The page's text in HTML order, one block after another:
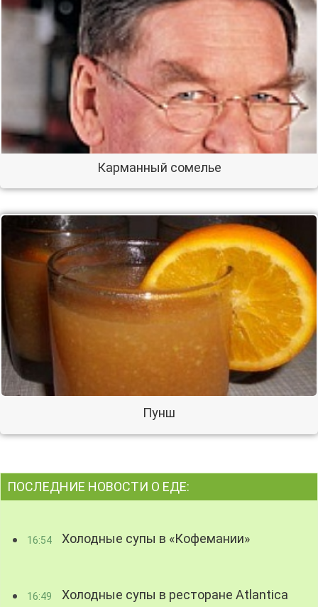
Карманный сомелье
Пунш
ПОСЛЕДНИЕ НОВОСТИ О ЕДЕ:
16:54 Холодные супы в «Кофемании»
16:49 Холодные супы в ресторане Atlantica